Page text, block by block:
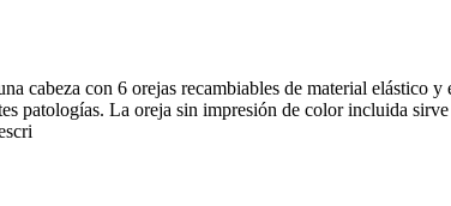
cabeza con 6 orejas recambiables de material elástico
patologías. La oreja sin impresión de color incluida